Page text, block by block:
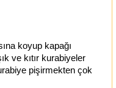
koyup kapağı
ve kıtır kurabiyeler
pişirmekten çok